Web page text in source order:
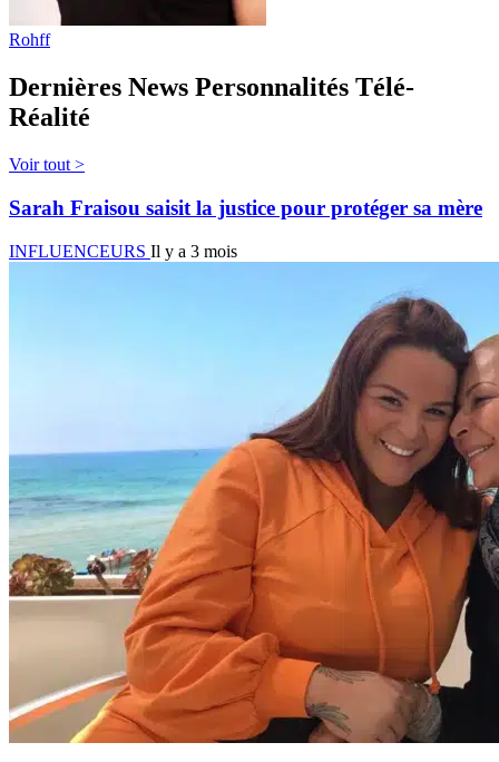
Rohff
Dernières News Personnalités Télé-
Réalité
Voir tout >
Sarah Fraisou saisit la justice pour protéger sa mère
INFLUENCEURS Il y a 3 mois